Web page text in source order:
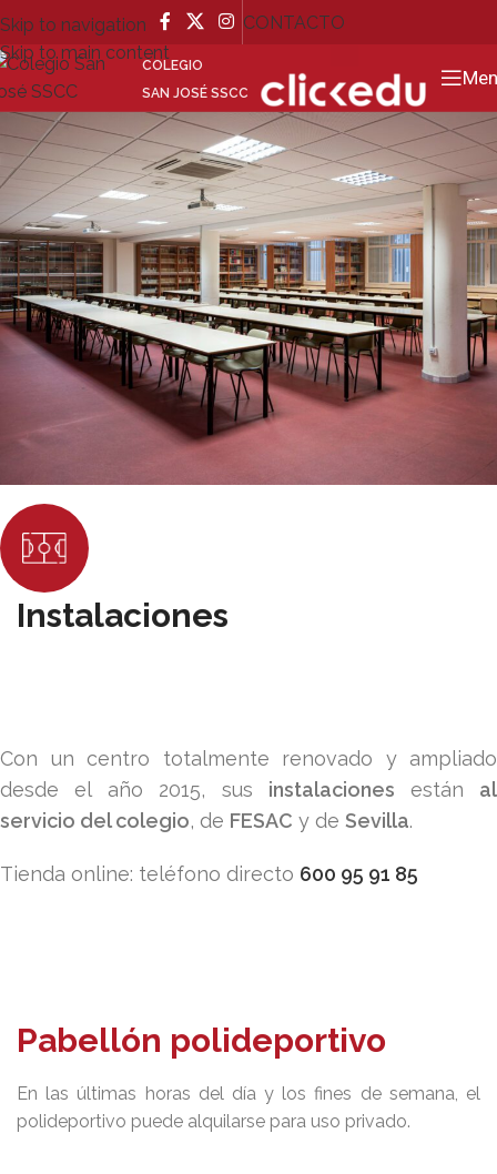
Skip to navigation
Skip to main content
CONTACTO
COLEGIO
SAN JOSÉ SSCC
Instalaciones
Con un centro totalmente renovado y ampliado
desde el año 2015, sus instalaciones están al
servicio del colegio, de FESAC y de Sevilla.
Tienda online: teléfono directo 600 95 91 85
Pabellón polideportivo
En las últimas horas del día y los fines de semana, el
polideportivo puede alquilarse para uso privado.